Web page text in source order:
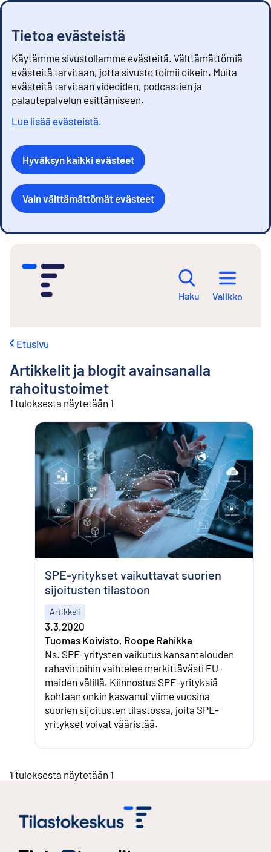
Tietoa evästeistä
Käytämme sivustollamme evästeitä. Välttämättömiä
evästeitä tarvitaan, jotta sivusto toimii oikein. Muita
evästeitä tarvitaan videoiden, podcastien ja
palautepalvelun esittämiseen.
Lue lisää evästeistä.
Hyväksyn kaikki evästeet
Vain välttämättömät evästeet
Haku Valikko
Etusivu
Artikkelit ja blogit avainsanalla
rahoitustoimet
1 tuloksesta näytetään 1
SPE-yritykset vaikuttavat suorien
sijoitusten tilastoon
Artikkeli
3.3.2020
Tuomas Koivisto, Roope Rahikka
Ns. SPE-yritysten vaikutus kansan­talouden
raha­virtoihin vaihtelee merkittävästi EU-
maiden välillä. Kiinnostus SPE-yrityksiä
kohtaan onkin kasvanut viime vuosina
suorien sijoitusten tilastossa, joita SPE-
yritykset voivat vääristää.
1 tuloksesta näytetään 1